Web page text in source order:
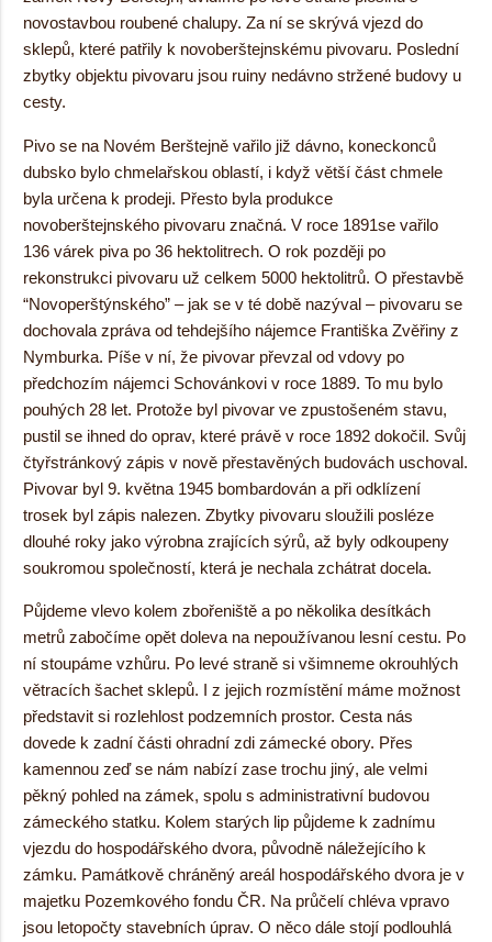
novostavbou roubené chalupy. Za ní se skrývá vjezd do
sklepů, které patřily k novoberštejnskému pivovaru. Poslední
zbytky objektu pivovaru jsou ruiny nedávno stržené budovy u
cesty.
Pivo se na Novém Berštejně vařilo již dávno, koneckonců
dubsko bylo chmelařskou oblastí, i když větší část chmele
byla určena k prodeji. Přesto byla produkce
novoberštejnského pivovaru značná. V roce 1891se vařilo
136 várek piva po 36 hektolitrech. O rok později po
rekonstrukci pivovaru už celkem 5000 hektolitrů. O přestavbě
“Novoperštýnského” – jak se v té době nazýval – pivovaru se
dochovala zpráva od tehdejšího nájemce Františka Zvěřiny z
Nymburka. Píše v ní, že pivovar převzal od vdovy po
předchozím nájemci Schovánkovi v roce 1889. To mu bylo
pouhých 28 let. Protože byl pivovar ve zpustošeném stavu,
pustil se ihned do oprav, které právě v roce 1892 dokočil. Svůj
čtyřstránkový zápis v nově přestavěných budovách uschoval.
Pivovar byl 9. května 1945 bombardován a při odklízení
trosek byl zápis nalezen. Zbytky pivovaru sloužili posléze
dlouhé roky jako výrobna zrajících sýrů, až byly odkoupeny
soukromou společností, která je nechala zchátrat docela.
Půjdeme vlevo kolem zbořeniště a po několika desítkách
metrů zabočíme opět doleva na nepoužívanou lesní cestu. Po
ní stoupáme vzhůru. Po levé straně si všimneme okrouhlých
větracích šachet sklepů. I z jejich rozmístění máme možnost
představit si rozlehlost podzemních prostor. Cesta nás
dovede k zadní části ohradní zdi zámecké obory. Přes
kamennou zeď se nám nabízí zase trochu jiný, ale velmi
pěkný pohled na zámek, spolu s administrativní budovou
zámeckého statku. Kolem starých lip půjdeme k zadnímu
vjezdu do hospodářského dvora, původně náležejícího k
zámku. Památkově chráněný areál hospodářského dvora je v
majetku Pozemkového fondu ČR. Na průčelí chléva vpravo
jsou letopočty stavebních úprav. O něco dále stojí podlouhlá